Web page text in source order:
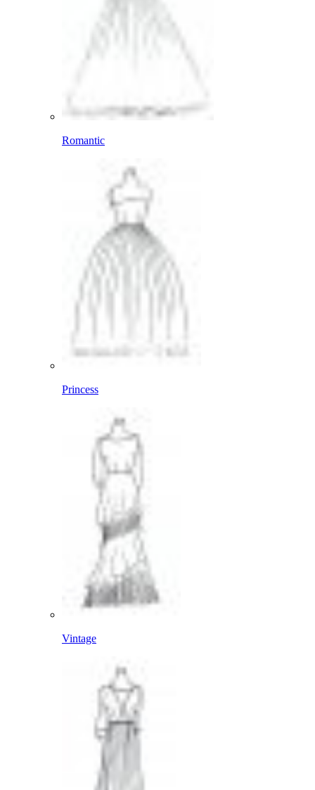
Romantic
Princess
Vintage